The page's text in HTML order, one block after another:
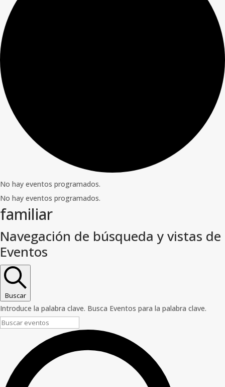
No hay eventos programados.
No hay eventos programados.
familiar
Navegación de búsqueda y vistas de
Eventos
Buscar
Introduce la palabra clave. Busca Eventos para la palabra clave.